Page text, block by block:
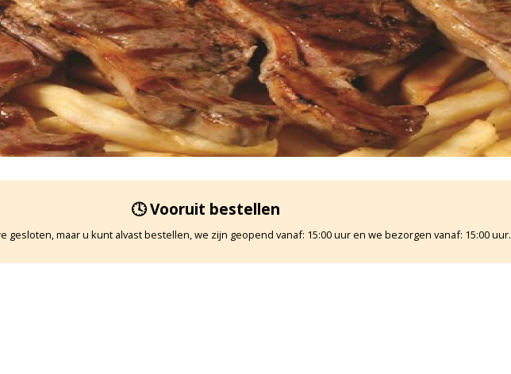
🕓 Vooruit bestellen
gesloten, maar u kunt alvast bestellen, we zijn geopend vanaf: 15:00 uur en we bezorgen vanaf: 15:00 uur.